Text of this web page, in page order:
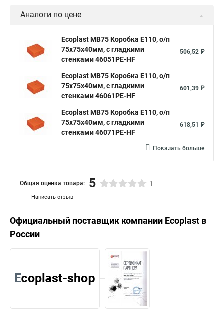
Аналоги по цене
Ecoplast MB75 Коробка E110, о/п
75х75х40мм, с гладкими
стенками 46051PE-HF
506,52 ₽
Ecoplast MB75 Коробка E110, о/п
75х75х40мм, с гладкими
стенками 46061PE-HF
601,39 ₽
Ecoplast MB75 Коробка E110, о/п
75х75х40мм, с гладкими
стенками 46071PE-HF
618,51 ₽
Показать больше
Написать отзыв
Общая оценка товара: 5 1
Официальный поставщик компании Ecoplast в
России